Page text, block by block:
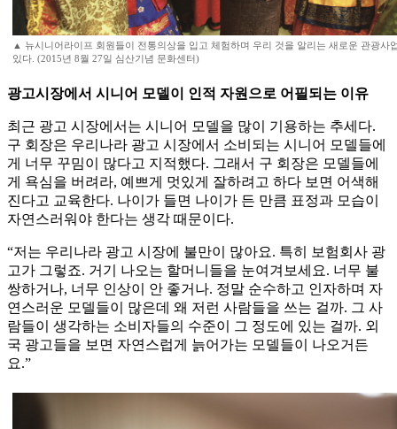
▲ 뉴시니어라이프 회원들이 전통의상을 입고 체험하며 우리 것을 알리는 새로운 관광사
있다. (2015년 8월 27일 심산기념 문화센터)
광고시장에서 시니어 모델이 인적 자원으로 어필되는 이유
최근 광고 시장에서는 시니어 모델을 많이 기용하는 추세다.
구 회장은 우리나라 광고 시장에서 소비되는 시니어 모델들에
게 너무 꾸밈이 많다고 지적했다. 그래서 구 회장은 모델들에
게 욕심을 버려라, 예쁘게 멋있게 잘하려고 하다 보면 어색해
진다고 교육한다. 나이가 들면 나이가 든 만큼 표정과 모습이
자연스러워야 한다는 생각 때문이다.
“저는 우리나라 광고 시장에 불만이 많아요. 특히 보험회사 광
고가 그렇죠. 거기 나오는 할머니들을 눈여겨보세요. 너무 불
쌍하거나, 너무 인상이 안 좋거나. 정말 순수하고 인자하며 자
연스러운 모델들이 많은데 왜 저런 사람들을 쓰는 걸까. 그 사
람들이 생각하는 소비자들의 수준이 그 정도에 있는 걸까. 외
국 광고들을 보면 자연스럽게 늙어가는 모델들이 나오거든
요.”